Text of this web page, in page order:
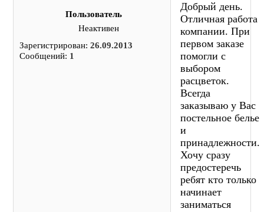
Пользователь
Неактивен
Зарегистрирован:26.09.2013
Сообщений: 1
Добрый день.
Отличная работа
компании. При
первом заказе
помогли с
выбором
расцветок.
Всегда
заказываю у Вас
постельное белье
и
принадлежности.
Хочу сразу
предостеречь
ребят кто только
начинает
заниматься